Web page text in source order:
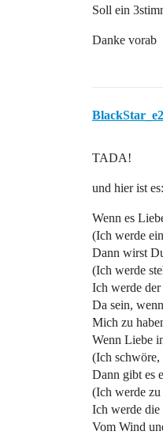
Soll ein
Danke vorab
TADA!
und hier ist es:
Wenn es
(Ich werde
Dann wirst
(Ich werde
Ich werde
Da sein,
Mich zu
Wenn Liebe
(Ich schwöre,
Dann gibt es
(Ich werde
Ich werde die
Vom Wind